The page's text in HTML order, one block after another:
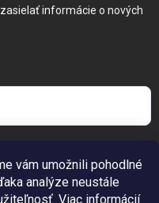
vám umožnili pohodlné
analýze neustále
Viac informácií
informácie o nových